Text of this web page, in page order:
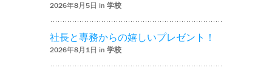
2026年8月5日 in 学校
社長と専務からの嬉しいプレゼント！
2026年8月1日 in 学校